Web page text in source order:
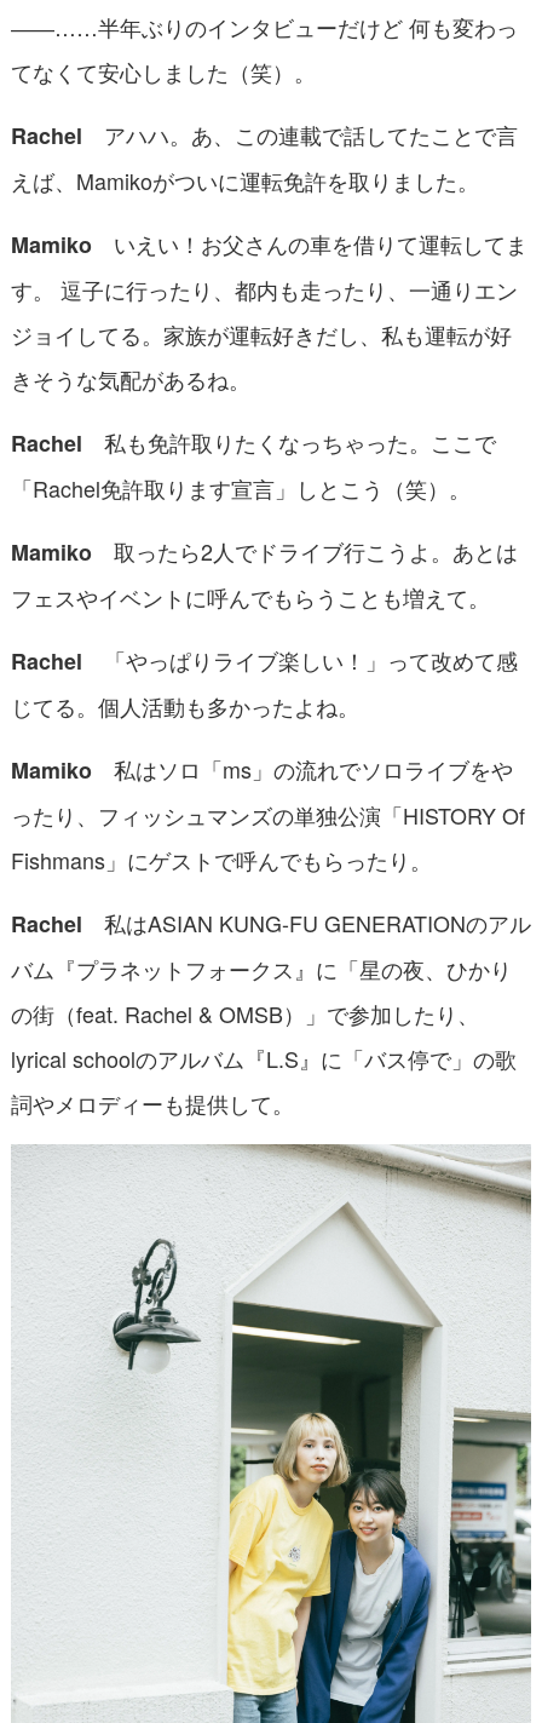
――……半年ぶりのインタビューだけど 何も変わっ
てなくて安心しました（笑）。
Rachel アハハ。あ、この連載で話してたことで言
えば、Mamikoがついに運転免許を取りました。
Mamikoいえい！お父さんの車を借りて運転してま
す。 逗子に行ったり、都内も走ったり、一通りエン
ジョイしてる。家族が運転好きだし、私も運転が好
きそうな気配があるね。
Rachel 私も免許取りたくなっちゃった。ここで
「Rachel免許取ります宣言」しとこう（笑）。
Mamiko取ったら2人でドライブ行こうよ。あとは
フェスやイベントに呼んでもらうことも増えて。
Rachel 「やっぱりライブ楽しい！」って改めて感
じてる。個人活動も多かったよね。
Mamiko私はソロ「ms」の流れでソロライブをや
ったり、フィッシュマンズの単独公演「HISTORY Of
Fishmans」にゲストで呼んでもらったり。
Rachel 私はASIAN KUNG-FU GENERATIONのアル
バム『プラネットフォークス』に「星の夜、ひかり
の街（feat. Rachel & OMSB）」で参加したり、
lyrical schoolのアルバム『L.S』に「バス停で」の歌
詞やメロディーも提供して。